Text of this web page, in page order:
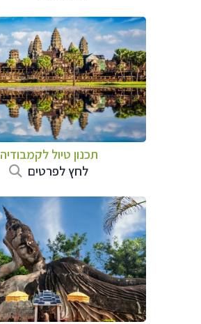
תכנון טיול לקמבודיה
לחץ לפרטים